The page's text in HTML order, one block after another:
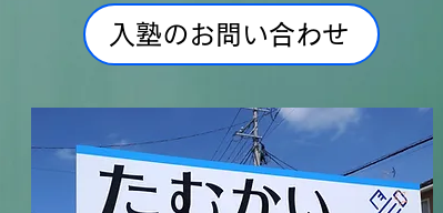
入塾のお問い合わせ